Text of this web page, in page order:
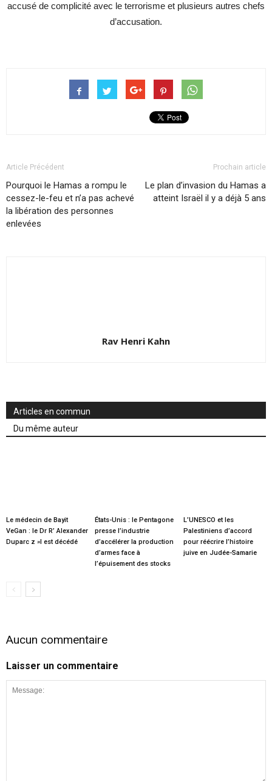
accusé de complicité avec le terrorisme et plusieurs autres chefs
d’accusation.
Article Précédent
Pourquoi le Hamas a rompu le
cessez-le-feu et n’a pas achevé
la libération des personnes
enlevées
Prochain article
Le plan d’invasion du Hamas a
atteint Israël il y a déjà 5 ans
Rav Henri Kahn
Articles en commun
Du même auteur
Le médecin de Bayit
VeGan : le Dr R’ Alexander
Duparc z »l est décédé
États-Unis : le Pentagone
presse l’industrie
d’accélérer la production
d’armes face à
l’épuisement des stocks
L’UNESCO et les
Palestiniens d’accord
pour réécrire l’histoire
juive en Judée-Samarie
Aucun commentaire
Laisser un commentaire